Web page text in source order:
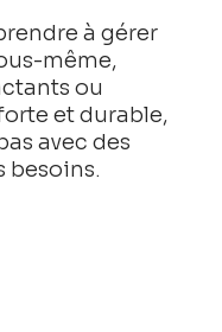
à gérer
même,
ou
et durable,
avec des
besoins.